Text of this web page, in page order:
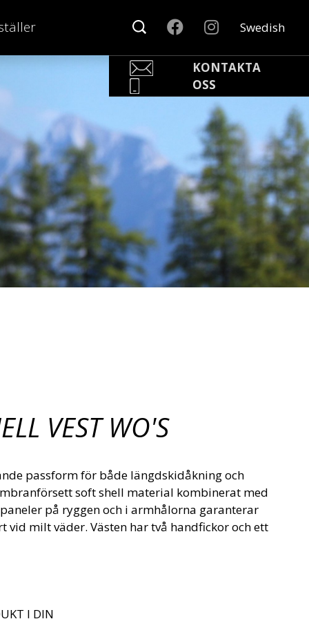
Swedish
KONTAKTA
OSS
Country Manager Sweden
par@nonamesport.com
Phone:+46 702023739
Rikard Claesson
rikard@nonamesport.com
Phone:+46 703263884
VEST WO'S
passform för både längdskidåkning och
soft shell material kombinerat med
på ryggen och i armhålorna garanterar
vid milt väder. Västen har två handfickor och ett
I DIN